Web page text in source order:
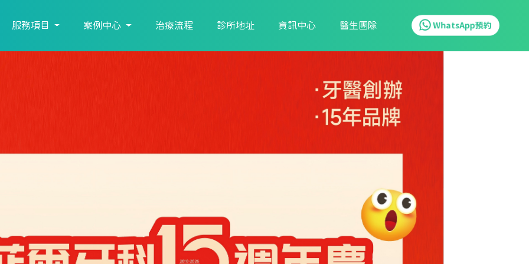
服務項目 案例中心 治療流程 診所地址 資訊中心 醫生團隊 WhatsApp預約